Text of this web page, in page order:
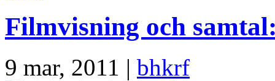
Filmvisning och
9 mar, 2011 | bhkrf